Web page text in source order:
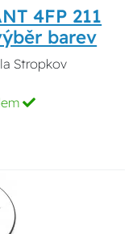
4FP 211
barev
Stropkov